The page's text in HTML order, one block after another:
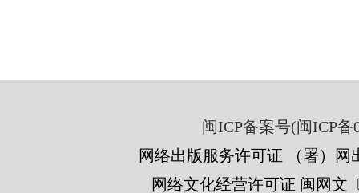
闽ICP备案号(闽ICP备
网络出版服务许可证 （署）网
网络文化经营许可证 闽网文